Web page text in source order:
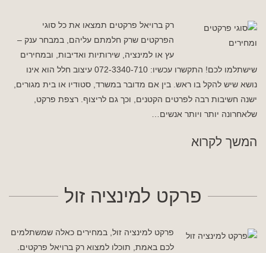
רק ברויאל פרקטים תמצאו את כל סוגי
הפרקטים שרק חלמתם עליהם, במבחר ענק –
עץ או למינציה, שירותיות ואדיבות, ובמחירים
שישתלמו לכם! התקשרו עכשיו: 072-3340-710 עיצוב חלל הוא אינו
נושא שיש להקל בו ראש. בין אם מדובר במשרד, סטודיו או בית מגורים,
ישנה חשיבות רבה לפרטים הקטנים, וכך גם לריצוף. רצפת פרקט,
שלאחרונה יותר ויותר אנשים…
המשך לקרוא
פרקט למינציה זול
פרקט למינציה זול, במחירים כאלה שמשתלמים
לכם באמת, תוכלו למצוא רק ברויאל פרקטים.